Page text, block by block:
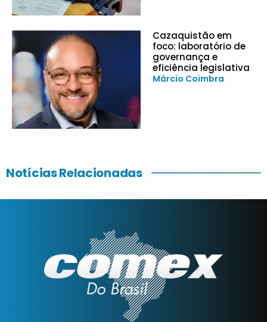
Cazaquistão em
foco: laboratório de
governança e
eficiência legislativa
Márcio Coimbra
Notícias Relacionadas